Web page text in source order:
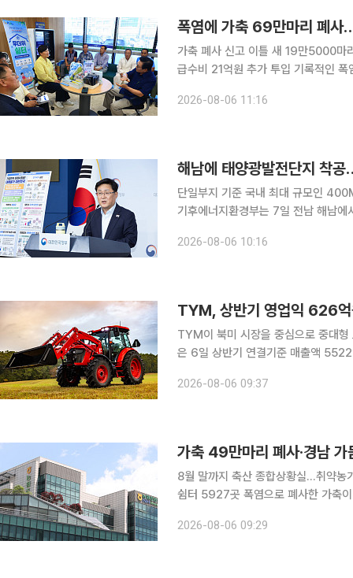
폭염에 가축 69만마리 폐사
가축 폐사 신고 이틀 새 19만5000
급수비 21억원 추가 투입 기록적인 폭염과 가뭄이 농촌을 동시에 덮치면서 가축 폐사 신고가 69만
가뭄 단계에 진입했다. 정부는 오전
2026-08-06 11:16
해남에 태양광발전단지 착
단일부지 기준 국내 최대 규모인
기후에너지환경부는 7일 전남 해남
별시 부시장, 명현관 해남군수, 조영
2026-08-06 10:16
TYM, 상반기 영업익 626
TYM이 북미 시장을 중심으로 중대형
은 6일 상반기 연결기준 매출액 5522억
영업이익률과 순이익률은 각각
2026-08-06 09:37
가축 49만마리 폐사·경남
8월 말까지 축산 종합상황실…취약농
쉼터 5927곳 폭염으로 폐사한 가축이 49만마리를 넘어선 데다 경남지역 강수량은 평년의 3분의 1
매일 물을 뿌리고 과실이 햇볕에 데는
2026-08-06 09:29